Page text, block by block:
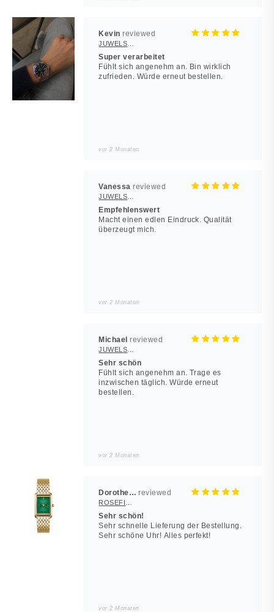
Kevin
Super verarbeitet
Fühlt sich angenehm an. Bin wirklich
zufrieden. Würde erneut bestellen.
vor 2 Monaten
Vanessa
Empfehlenswert
Macht einen edlen Eindruck. Qualität
überzeugt mich.
vor 2 Monaten
Michael
Sehr schön
Fühlt sich angenehm an. Trage es
inzwischen täglich. Würde erneut
bestellen.
vor 2 Monaten
Dorothea Hilbert
Sehr schön!
Sehr schnelle Lieferung der Bestellung.
Sehr schöne Uhr! Alles perfekt!
vor 2 Monaten